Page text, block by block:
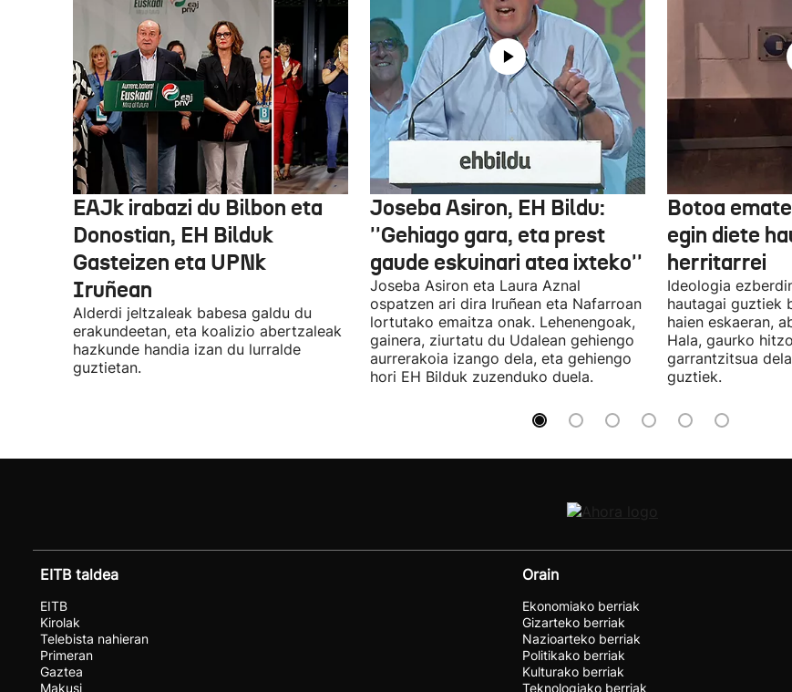
EAJk irabazi du Bilbon eta
Donostian, EH Bilduk
Gasteizen eta UPNk
Iruñean
Alderdi jeltzaleak babesa galdu du
erakundeetan, eta koalizio abertzaleak
hazkunde handia izan du lurralde
guztietan.
Joseba Asiron, EH Bildu:
''Gehiago gara, eta prest
gaude eskuinari atea ixteko''
Joseba Asiron eta Laura Aznal
ospatzen ari dira Iruñean eta Nafarroan
lortutako emaitza onak. Lehenengoak,
gainera, ziurtatu du Udalean gehiengo
aurrerakoia izango dela, eta gehiengo
hori EH Bilduk zuzenduko duela.
Botoa
egin diete
herritarrei
Ideologia
hautagai guztiek
haien eskaeran,
Hala, gaurko
garrantzitsua
guztiek.
EITB taldea
EITB
Kirolak
Telebista nahieran
Primeran
Gaztea
Makusi
Orain
Ekonomiako berriak
Gizarteko berriak
Nazioarteko berriak
Politikako berriak
Kulturako berriak
Teknologiako berriak